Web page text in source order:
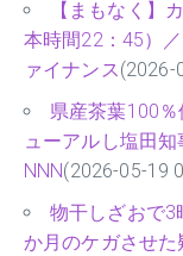
【まもなく】
本時間22：45）
ァイナンス(2026-
県産茶葉100
ューアルし塩田知
NNN(2026-05-19
物干しざおで3
か月のケガさせ